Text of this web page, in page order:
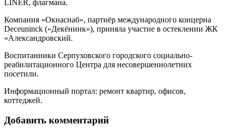
LINER, флагмана.
Компания «Окнаснаб», партнёр международного концерна
Deceuninck («Декёнинк»), приняла участие в остеклении ЖК
«Александровский.
Воспитанники Серпуховского городского социально-
реабилитационного Центра для несовершеннолетних
посетили.
Информационный портал: ремонт квартир, офисов,
коттеджей.
Добавить комментарий